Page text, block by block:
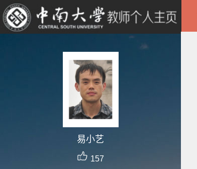
易小艺
157